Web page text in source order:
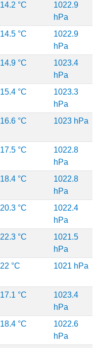
14.2 °C
1022.9
hPa
14.5 °C
1022.9
hPa
14.9 °C
1023.4
hPa
15.4 °C
1023.3
hPa
16.6 °C 1023 hPa
17.5 °C
1022.8
hPa
18.4 °C
1022.8
hPa
20.3 °C
1022.4
hPa
22.3 °C
1021.5
hPa
22 °C 1021 hPa
17.1 °C
1023.4
hPa
18.4 °C
1022.6
hPa